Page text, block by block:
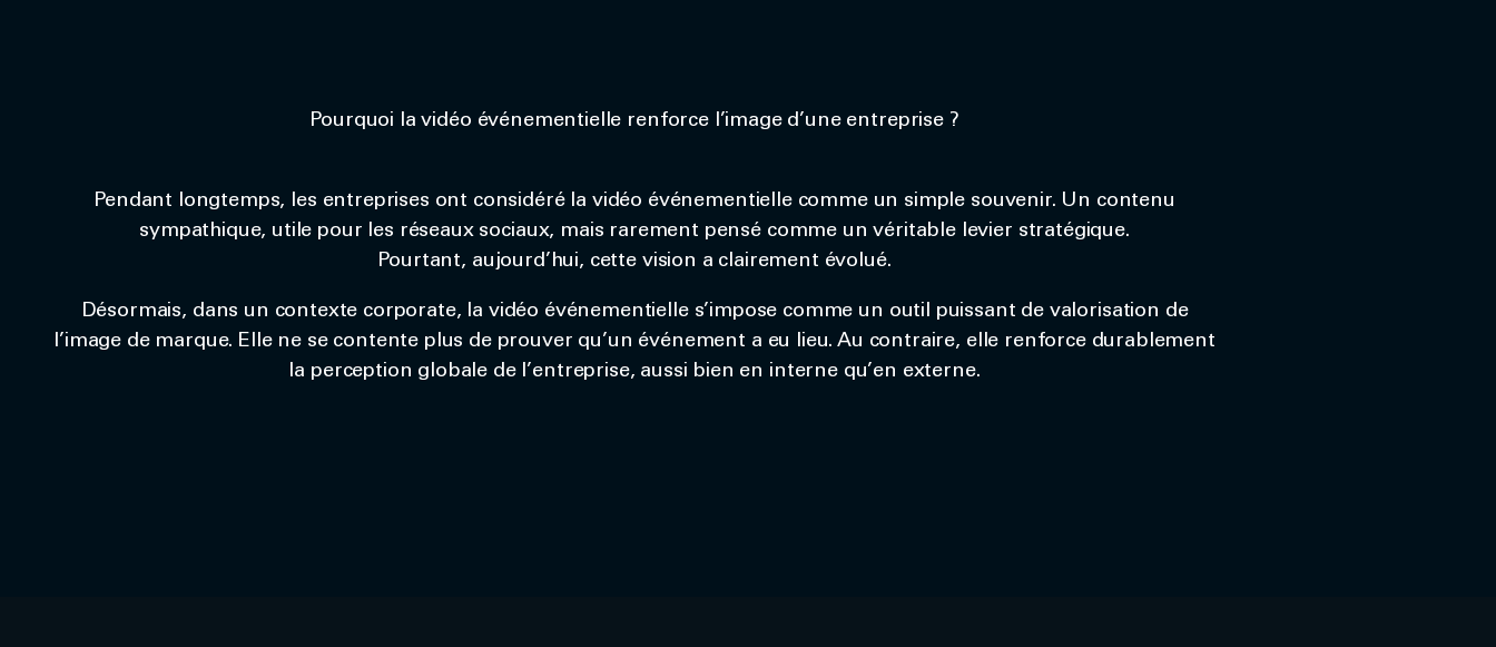
Pourquoi la vidéo événementielle renforce l’image d’une entreprise ?
Pendant longtemps, les entreprises ont considéré la vidéo événementielle comme un simple souvenir. Un contenu
sympathique, utile pour les réseaux sociaux, mais rarement pensé comme un véritable levier stratégique.
Pourtant, aujourd’hui, cette vision a clairement évolué.
Désormais, dans un contexte corporate, la vidéo événementielle s’impose comme un outil puissant de valorisation de
l’image de marque. Elle ne se contente plus de prouver qu’un événement a eu lieu. Au contraire, elle renforce durablement
la perception globale de l’entreprise, aussi bien en interne qu’en externe.